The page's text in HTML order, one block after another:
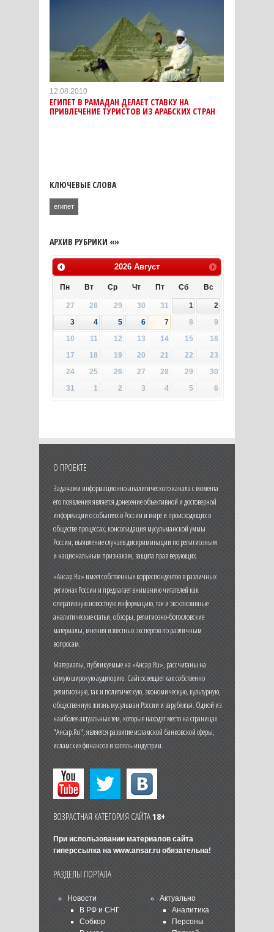
12.08.2010
ЕГИПЕТ В РАМАДАН ДЕЛАЕТ СТАВКУ НА
ПРИВЛЕЧЕНИЕ ТУРИСТОВ ИЗ АРАБСКИХ СТРАН
КЛЮЧЕВЫЕ СЛОВА
египет
АРХИВ РУБРИКИ «»
2026 Август
Пн Вт Ср Чт Пт Сб Вс
27 28 29 30 31 1
2
3
4 5 6 7 8
9
10
11 12 13 14 15
16
17
18 19 20 21 22
23
24
25 26 27 28 29
30
31
1 2 3 4 5 6
О ПРОЕКТЕ
Задачами информационно-аналитического канала с момента
его появления является донесение объективной и достоверной
информации о событиях в России и мире и происходящих в
обществе процессах, консолидация мусульманской уммы
России, выявление случаев дискриминации по религиозным
и национальным признакам, защита прав верующих.
«Ансар.Ru» имеет собственных корреспондентов в различных
регионах России и предлагает вниманию читателей как
оперативную новостную информацию, так и эксклюзивные
аналитические статьи, обзоры, религиозно-богословские
материалы, мнения известных экспертов по различным
вопросам.
Материалы, публикуемые на «Ансар.Ru», рассчитаны на
самую широкую аудиторию. Сайт освещает как собственно
религиозную, так и политическую, экономическую, культурную,
общественную жизнь мусульман России и зарубежья. Одной из
наиболее актуальных тем, которые находят место на страницах
"Ансар.Ru", является развитие исламской банковской сферы,
исламских финансов и халяль-индустрии.
ВОЗРАСТНАЯ КАТЕГОРИЯ САЙТА18+
При использовании материалов сайта
гиперссылка на www.ansar.ruобязательна!
РАЗДЕЛЫ ПОРТАЛА
Новости
В РФ и СНГ
Собкор
Актуально
Аналитика
Персоны